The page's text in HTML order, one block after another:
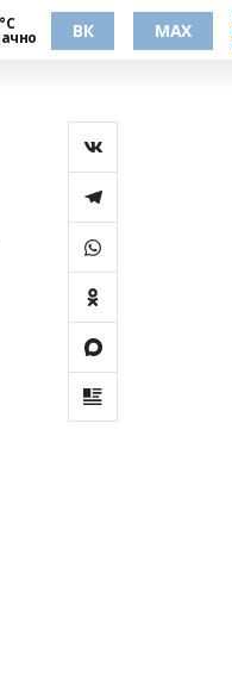
ВК MAX